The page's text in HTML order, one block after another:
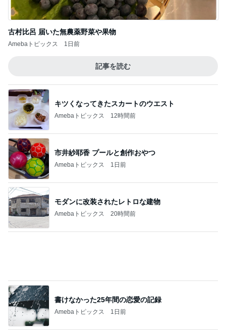
キツくなってきたスカートのウエスト
Amebaトピックス 12時間前
Amebaトピックス 1日前
モダンに改装されたレトロな建物
Amebaトピックス 20時間前
書けなかった25年間の恋愛の記録
Amebaトピックス 1日前
ガチャガチャで出た謎のチャーム
Amebaトピックス